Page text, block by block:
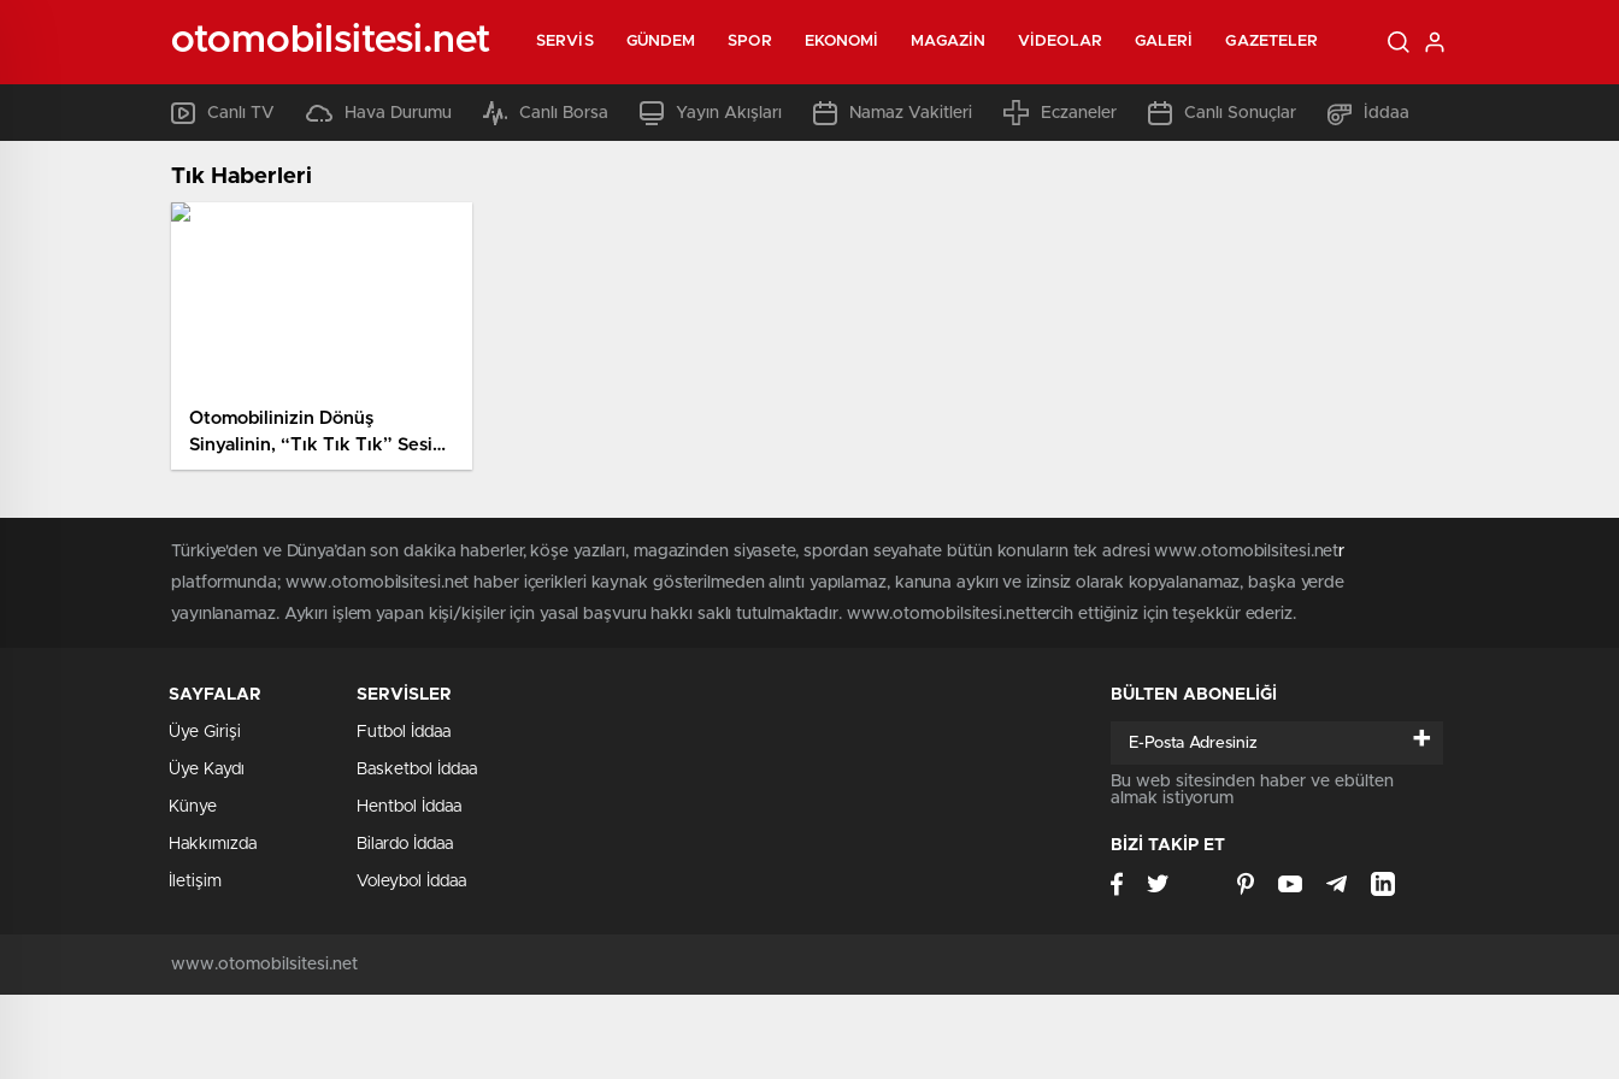
otomobilsitesi.net SERVIS GÜNDEM SPOR EKONOMI MAGAZIN VIDEOLAR GALERI GAZETELER
Canlı TV Hava Durumu Canlı Borsa Yayın Akışları Namaz Vakitleri Eczaneler Canlı Sonuçlar İddaa
Tık Haberleri
Otomobilinizin Dönüş
Sinyalinin, “Tık Tık Tık” Sesi
Çıkarmasının Kulak Tırmalayan
Türkiye'den ve Dünya’dan son dakika haberler, köşe yazıları, magazinden siyasete, spordan seyahate bütün konuların tek adresi www.otomobilsitesi.netr
platformunda; www.otomobilsitesi.net haber içerikleri kaynak gösterilmeden alıntı yapılamaz, kanuna aykırı ve izinsiz olarak kopyalanamaz, başka yerde
yayınlanamaz. Aykırı işlem yapan kişi/kişiler için yasal başvuru hakkı saklı tutulmaktadır. www.otomobilsitesi.nettercih ettiğiniz için teşekkür ederiz.
SAYFALAR
Üye Girişi
Üye Kaydı
Künye
Hakkımızda
İletişim
SERVİSLER
Futbol İddaa
Basketbol İddaa
Hentbol İddaa
Bilardo İddaa
Voleybol İddaa
BÜLTEN ABONELİĞİ
+
Bu web sitesinden haber ve ebülten
almak istiyorum
BİZİ TAKİP ET
www.otomobilsitesi.net